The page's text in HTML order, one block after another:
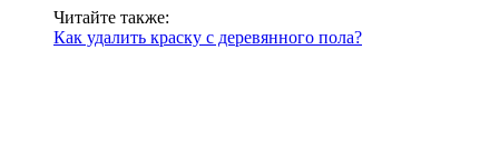
Читайте также:
Как удалить краску с деревянного пола?